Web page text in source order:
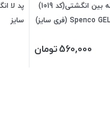
پد چهار حلقه بین انگشتی(کد 1019)
اسپنکو ژل Spenco GEL (فری سایز)
560,000تومان
پد لا
سایز